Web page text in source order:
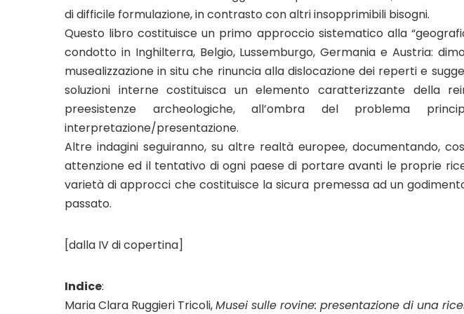
di difficile formulazione, in contrasto con altri insopprimibili bisogni.
Questo libro costituisce un primo approccio sistematico alla
condotto in Inghilterra, Belgio, Lussemburgo, Germania e Austria:
musealizzazione in situ che rinuncia alla dislocazione dei reperti e
soluzioni interne costituisca un elemento caratterizzante della
preesistenze archeologiche, all’ombra del problema
interpretazione/presentazione.
Altre indagini seguiranno, su altre realtà europee, documentando,
attenzione ed il tentativo di ogni paese di portare avanti le proprie
varietà di approcci che costituisce la sicura premessa ad un
passato.
[dalla IV di copertina]
Indice:
Maria Clara Ruggieri Tricoli,Musei sulle rovine: presentazione di una